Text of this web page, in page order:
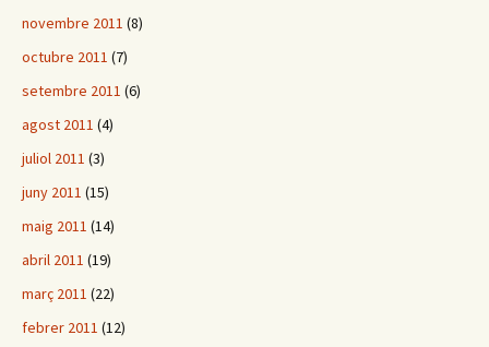
novembre 2011 (8)
octubre 2011 (7)
setembre 2011 (6)
agost 2011 (4)
juliol 2011 (3)
juny 2011 (15)
maig 2011 (14)
abril 2011 (19)
març 2011 (22)
febrer 2011 (12)